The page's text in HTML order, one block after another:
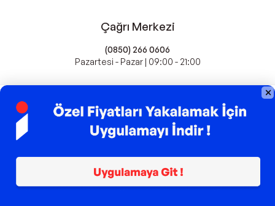
Popüler Markalar
Farmasi
Xiaomi
Lavazza
Fashcolle
Pro Plan
Çağrı Merkezi
(0850) 266 0606
Pazartesi - Pazar | 09:00 - 21:00